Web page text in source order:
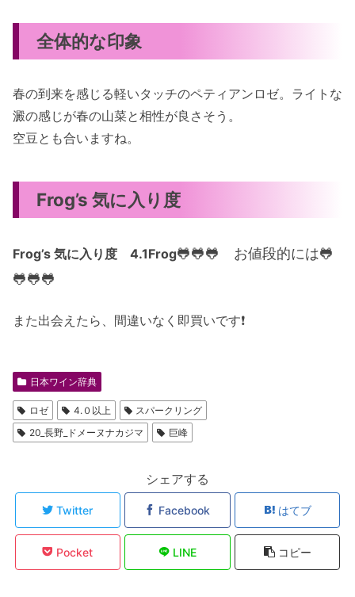
全体的な印象
春の到来を感じる軽いタッチのペティアンロゼ。ライトな
澱の感じが春の山菜と相性が良さそう。
空豆とも合いますね。
Frog’s 気に入り度
Frog’s 気に入り度 4.1Frog🐸🐸🐸 お値段的には🐸
🐸🐸🐸
また出会えたら、間違いなく即買いです❗️
日本ワイン辞典
ロゼ 4.０以上
スパークリング
20_長野_ドメーヌナカジマ
巨峰
シェアする
Twitter Facebook はてブ
Pocket LINE コピー